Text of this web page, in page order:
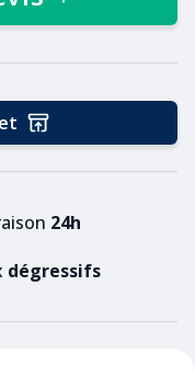
24h
dégressifs